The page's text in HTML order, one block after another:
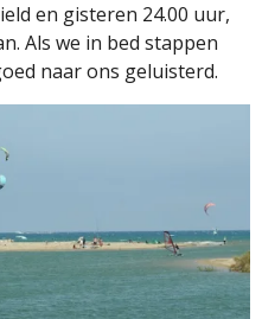
en gisteren 24.00 uur,
Als we in bed stappen
naar ons geluisterd.